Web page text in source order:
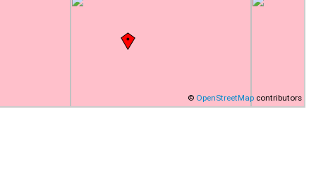
© OpenStreetMap contributors